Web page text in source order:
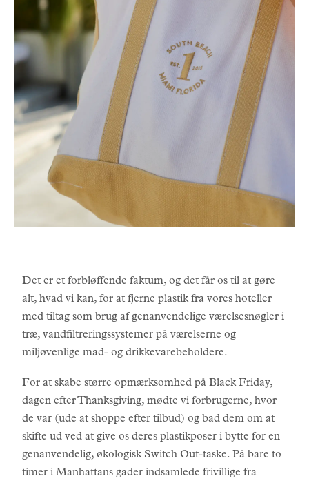
Det er et forbløffende faktum, og det får os til at gøre
alt, hvad vi kan, for at fjerne plastik fra vores hoteller
med tiltag som brug af genanvendelige værelsesnøgler i
træ, vandfiltreringssystemer på værelserne og
miljøvenlige mad- og drikkevarebeholdere.
For at skabe større opmærksomhed på Black Friday,
dagen efter Thanksgiving, mødte vi forbrugerne, hvor
de var (ude at shoppe efter tilbud) og bad dem om at
skifte ud ved at give os deres plastikposer i bytte for en
genanvendelig, økologisk Switch Out-taske. På bare to
timer i Manhattans gader indsamlede frivillige fra